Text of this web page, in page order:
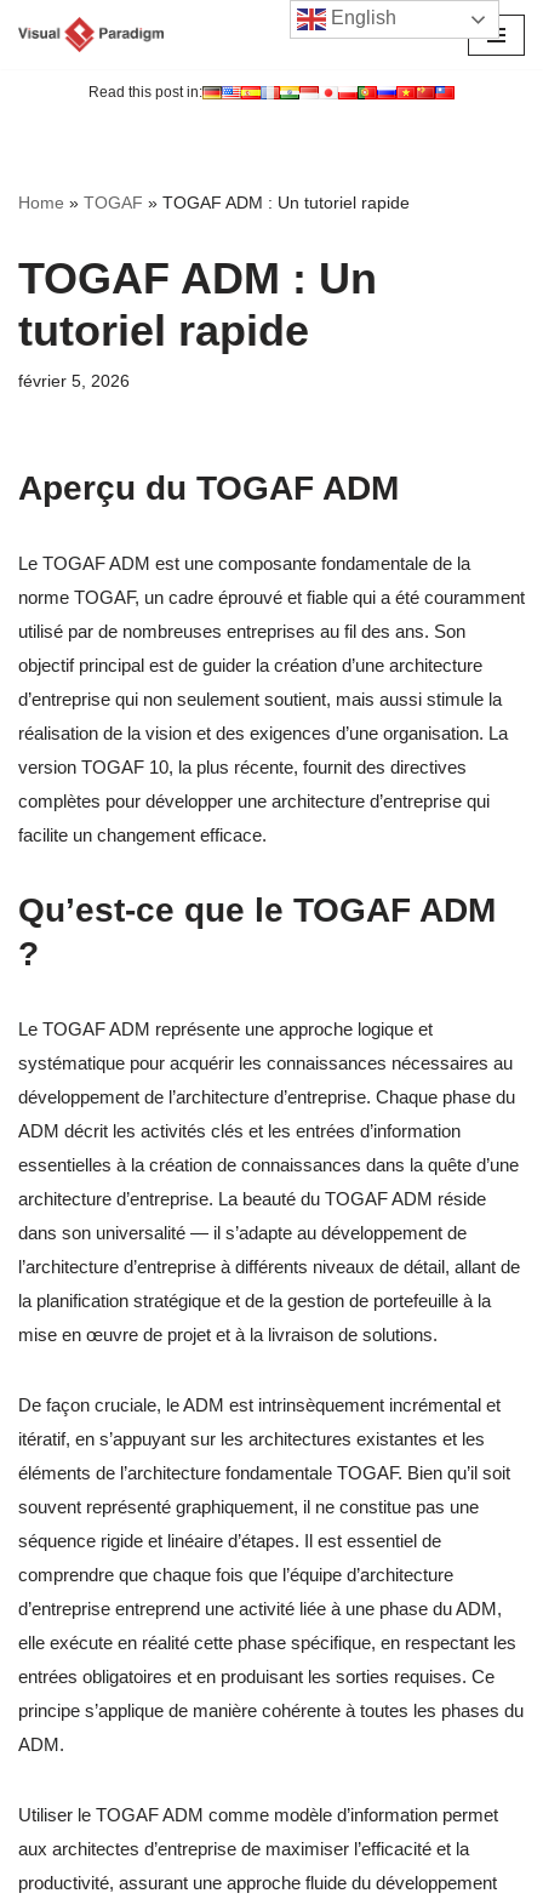
Read this post in:
Home » TOGAF » TOGAF ADM : Un tutoriel rapide
TOGAF ADM : Un
tutoriel rapide
février 5, 2026
Aperçu du TOGAF ADM
Le TOGAF ADM est une composante fondamentale de la
norme TOGAF, un cadre éprouvé et fiable qui a été couramment
utilisé par de nombreuses entreprises au fil des ans. Son
objectif principal est de guider la création d’une architecture
d’entreprise qui non seulement soutient, mais aussi stimule la
réalisation de la vision et des exigences d’une organisation. La
version TOGAF 10, la plus récente, fournit des directives
complètes pour développer une architecture d’entreprise qui
facilite un changement efficace.
Qu’est-ce que le TOGAF ADM
?
Le TOGAF ADM représente une approche logique et
systématique pour acquérir les connaissances nécessaires au
développement de l’architecture d’entreprise. Chaque phase du
ADM décrit les activités clés et les entrées d’information
essentielles à la création de connaissances dans la quête d’une
architecture d’entreprise. La beauté du TOGAF ADM réside
dans son universalité — il s’adapte au développement de
l’architecture d’entreprise à différents niveaux de détail, allant de
la planification stratégique et de la gestion de portefeuille à la
mise en œuvre de projet et à la livraison de solutions.
De façon cruciale, le ADM est intrinsèquement incrémental et
itératif, en s’appuyant sur les architectures existantes et les
éléments de l’architecture fondamentale TOGAF. Bien qu’il soit
souvent représenté graphiquement, il ne constitue pas une
séquence rigide et linéaire d’étapes. Il est essentiel de
comprendre que chaque fois que l’équipe d’architecture
d’entreprise entreprend une activité liée à une phase du ADM,
elle exécute en réalité cette phase spécifique, en respectant les
entrées obligatoires et en produisant les sorties requises. Ce
principe s’applique de manière cohérente à toutes les phases du
ADM.
Utiliser le TOGAF ADM comme modèle d’information permet
aux architectes d’entreprise de maximiser l’efficacité et la
productivité, assurant une approche fluide du développement
English